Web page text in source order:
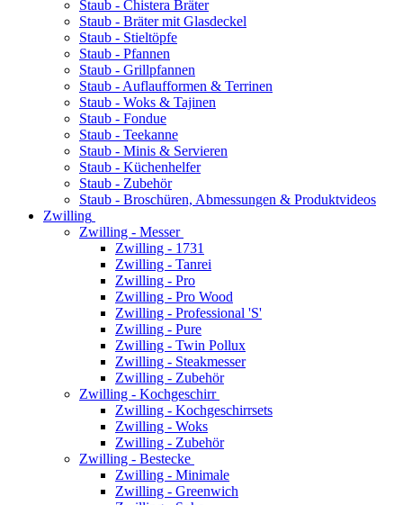
Staub - Chistera Bräter
Staub - Bräter mit Glasdeckel
Staub - Stieltöpfe
Staub - Pfannen
Staub - Grillpfannen
Staub - Auflaufformen & Terrinen
Staub - Woks & Tajinen
Staub - Fondue
Staub - Teekanne
Staub - Minis & Servieren
Staub - Küchenhelfer
Staub - Zubehör
Staub - Broschüren, Abmessungen & Produktvideos
Zwilling
Zwilling - Messer
Zwilling - 1731
Zwilling - Tanrei
Zwilling - Pro
Zwilling - Pro Wood
Zwilling - Professional 'S'
Zwilling - Pure
Zwilling - Twin Pollux
Zwilling - Steakmesser
Zwilling - Zubehör
Zwilling - Kochgeschirr
Zwilling - Kochgeschirrsets
Zwilling - Woks
Zwilling - Zubehör
Zwilling - Bestecke
Zwilling - Minimale
Zwilling - Greenwich